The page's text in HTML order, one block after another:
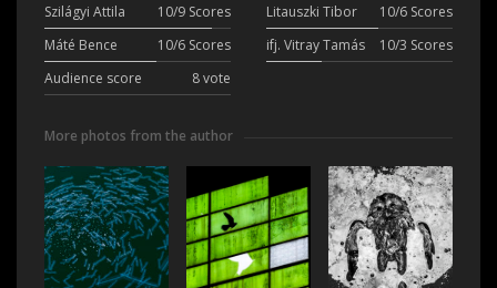
Szilágyi Attila
10/9 Scores Litauszki Tibor
10/6 Scores
Máté Bence
10/6 Scores ifj. Vitray Tamás
10/3 Scores
Audience score
8 vote
More photos from the author